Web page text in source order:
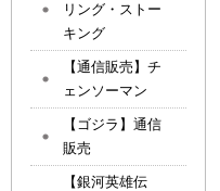
リング・ストー
キング
【通信販売】チ
ェンソーマン
【ゴジラ】通信
販売
【銀河英雄伝